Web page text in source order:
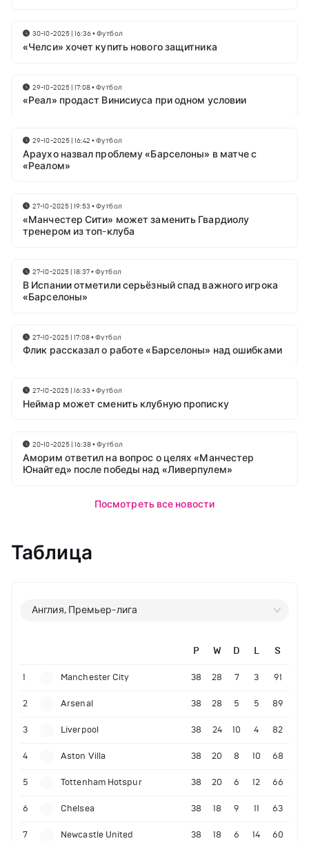
30-10-2025 | 16:36•Футбол
«Челси» хочет купить нового защитника
29-10-2025 | 17:08•Футбол
«Реал» продаст Винисиуса при одном условии
29-10-2025 | 16:42 •Футбол
Араухо назвал проблему «Барселоны» в матче с
«Реалом»
27-10-2025 | 19:53 •Футбол
«Манчестер Сити» может заменить Гвардиолу
тренером из топ-клуба
27-10-2025 | 18:37•Футбол
В Испании отметили серьёзный спад важного игрока
«Барселоны»
27-10-2025 | 17:08•Футбол
Флик рассказал о работе «Барселоны» над ошибками
27-10-2025 | 16:33 •Футбол
Неймар может сменить клубную прописку
20-10-2025 | 16:38•Футбол
Аморим ответил на вопрос о целях «Манчестер
Юнайтед» после победы над «Ливерпулем»
Посмотреть все новости
Таблица
Англия, Премьер-лига
P W D L S
1 Manchester City 38 28 7 3 91
2 Arsenal 38 28 5 5 89
3 Liverpool 38 24 10 4 82
4 Aston Villa 38 20 8 10 68
5 Tottenham Hotspur 38 20 6 12 66
6 Chelsea 38 18 9 11 63
7 Newcastle United 38 18 6 14 60